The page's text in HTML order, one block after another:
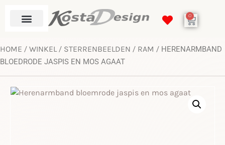
0
HOME / WINKEL/ STERRENBEELDEN / RAM / HERENARMBAND
BLOEDRODE JASPIS EN MOS AGAAT